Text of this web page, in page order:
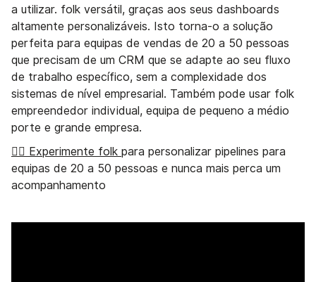
a utilizar. folk versátil, graças aos seus dashboards
altamente personalizáveis. Isto torna-o a solução
perfeita para equipas de vendas de 20 a 50 pessoas
que precisam de um CRM que se adapte ao seu fluxo
de trabalho específico, sem a complexidade dos
sistemas de nível empresarial. Também pode usar folk
empreendedor individual, equipa de pequeno a médio
porte e grande empresa.
👉🏼 Experimente folk para personalizar pipelines para
equipas de 20 a 50 pessoas e nunca mais perca um
acompanhamento